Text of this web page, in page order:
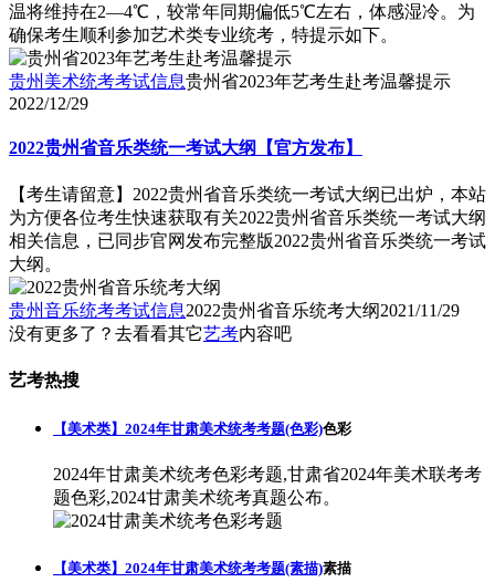
温将维持在2—4℃，较常年同期偏低5℃左右，体感湿冷。为
确保考生顺利参加艺术类专业统考，特提示如下。
贵州美术统考考试信息贵州省2023年艺考生赴考温馨提示
2022/12/29
2022贵州省音乐类统一考试大纲【官方发布】
【考生请留意】2022贵州省音乐类统一考试大纲已出炉，本站
为方便各位考生快速获取有关2022贵州省音乐类统一考试大纲
相关信息，已同步官网发布完整版2022贵州省音乐类统一考试
大纲。
贵州音乐统考考试信息2022贵州省音乐统考大纲2021/11/29
没有更多了？去看看其它艺考内容吧
艺考热搜
【美术类】2024年甘肃美术统考考题(色彩)色彩
2024年甘肃美术统考色彩考题,甘肃省2024年美术联考考
题色彩,2024甘肃美术统考真题公布。
【美术类】2024年甘肃美术统考考题(素描)素描